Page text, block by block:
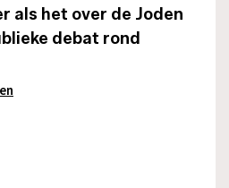
als het over de Joden
debat rond